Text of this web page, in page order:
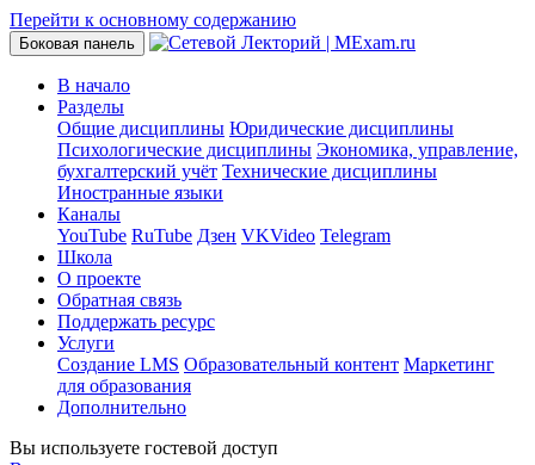
Перейти к основному содержанию
Боковая панель
В начало
Разделы
Общие дисциплины Юридические дисциплины
Психологические дисциплины Экономика, управление,
бухгалтерский учёт Технические дисциплины
Иностранные языки
Каналы
YouTube RuTube Дзен VKVideo Telegram
Школа
О проекте
Обратная связь
Поддержать ресурс
Услуги
Создание LMS Образовательный контент Маркетинг
для образования
Дополнительно
Вы используете гостевой доступ